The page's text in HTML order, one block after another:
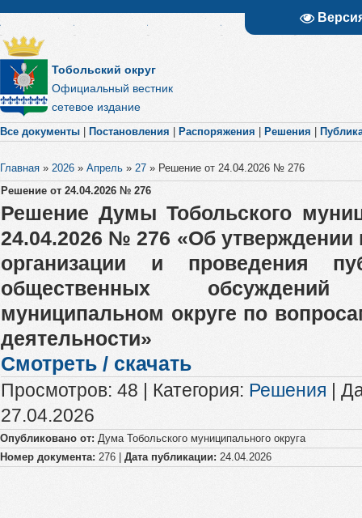
Тобольский округ
Официальный вестник
сетевое издание
Все документы Постановления Распоряжения Решения
Главная » 2026 » Апрель » 27 » Решение от 24.04.2026 № 276
Решение от 24.04.2026 № 276
Решение Думы Тобольского
24.04.2026 № 276 «Об утверждении
организации и проведения
общественных
муниципальном округе по
деятельности»
Смотреть / скачать
Просмотров: 48 | Категория: Решения |
27.04.2026
Опубликовано от: Дума Тобольского муниципального округа
Номер документа: 276 | Дата публикации: 24.04.2026